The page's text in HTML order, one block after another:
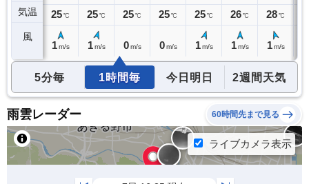
気温
風
26℃ 25℃
1 m/s
25℃
1 m/s
25℃
0 m/s
25℃
0 m/s
25℃
1 m/s
26℃
1 m/s
28℃
1 m/s
5分毎 1時間毎 今日明日 2週間天気
雨雲レーダー 60時間先まで見る